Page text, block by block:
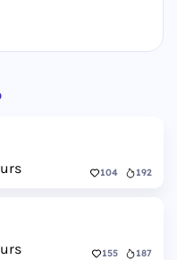
104 192
155 187